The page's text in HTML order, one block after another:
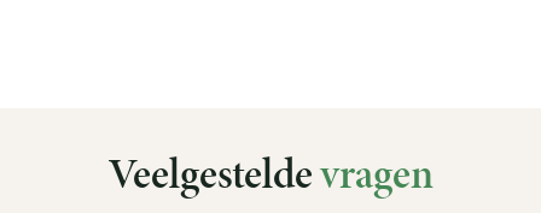
Veelgesteldevragen